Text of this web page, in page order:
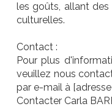
les goûts, allant
culturelles.
Contact :
Pour plus
veuillez nous
par e-mail à
Contacter Carla